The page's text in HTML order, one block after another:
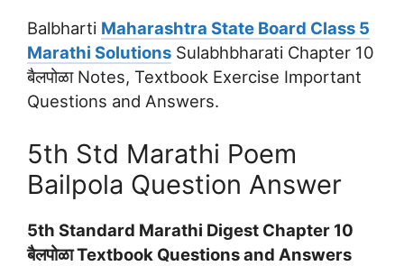
Balbharti Maharashtra State Board Class 5
Marathi Solutions Sulabhbharati Chapter 10
बैलपोळा Notes, Textbook Exercise Important
Questions and Answers.
5th Std Marathi Poem
Bailpola Question Answer
5th Standard Marathi Digest Chapter 10
बैलपोळा Textbook Questions and Answers